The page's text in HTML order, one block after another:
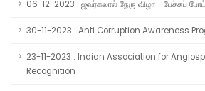
06-12-2023 : ஜவர்கலால் நேரு விழா - பேச்சுப்
30-11-2023 : Anti Corruption Awareness
23-11-2023 : Indian Association for
Recognition